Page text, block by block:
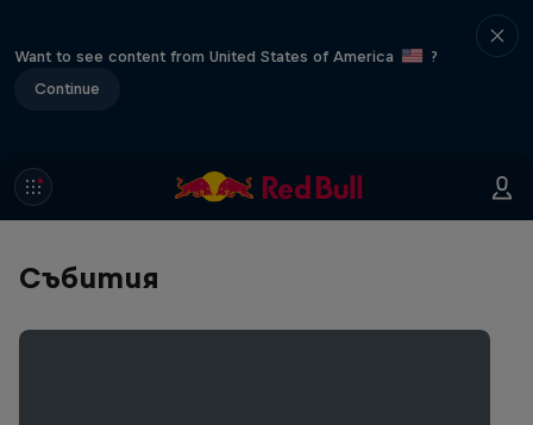
Want to see content from United States of America
?
Continue
Събития